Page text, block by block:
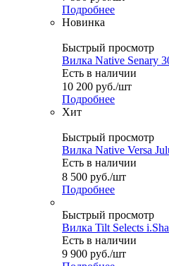
Подробнее
Новинка
Быстрый просмотр
Вилка Native Senary
Есть в наличии
10 200 руб./шт
Подробнее
Хит
Быстрый просмотр
Вилка Native Versa
Есть в наличии
8 500 руб./шт
Подробнее
Быстрый просмотр
Вилка Tilt Selects
Есть в наличии
9 900 руб./шт